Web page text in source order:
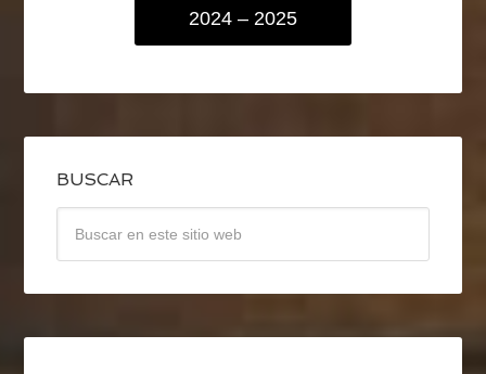
2024 – 2025
BUSCAR